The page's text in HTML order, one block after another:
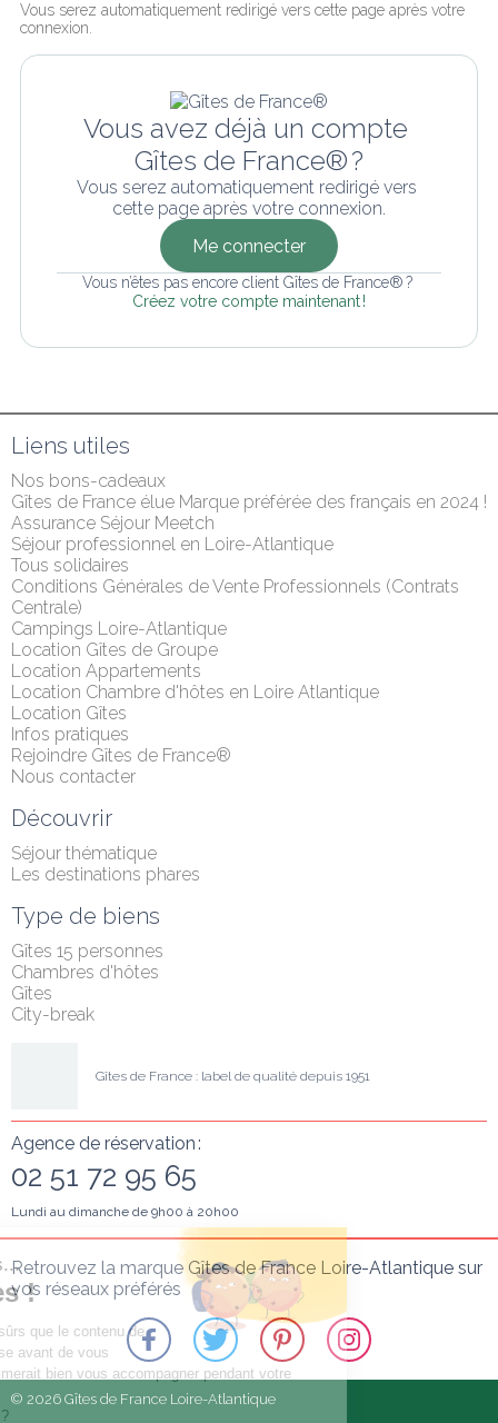
Salut c'est nous...
les Cookies !
On a attendu d'être sûrs que le contenu de
ce site vous intéresse avant de vous
déranger, mais on aimerait bien vous accompagner pendant votre
visite...
C'est OK pour vous ?
Vous serez automatiquement redirigé vers cette page après votre
connexion.
Vous avez déjà un compte
Gîtes de France® ?
Vous serez automatiquement redirigé vers
cette page après votre connexion.
Me connecter
Vous n’êtes pas encore client Gîtes de France® ?
Créez votre compte maintenant !
Liens utiles
Nos bons-cadeaux
Gîtes de France élue Marque préférée des français en 2024 !
Assurance Séjour Meetch
Séjour professionnel en Loire-Atlantique
Tous solidaires
Conditions Générales de Vente Professionnels (Contrats
Centrale)
Campings Loire-Atlantique
Location Gîtes de Groupe
Location Appartements
Location Chambre d'hôtes en Loire Atlantique
Location Gîtes
Infos pratiques
Rejoindre Gîtes de France®
Nous contacter
Découvrir
Séjour thématique
Les destinations phares
Type de biens
Gîtes 15 personnes
Chambres d'hôtes
Gîtes
City-break
Gîtes de France : label de qualité depuis 1951
Agence de réservation :
02 51 72 95 65
Lundi au dimanche de 9h00 à 20h00
Retrouvez la marque Gîtes de France Loire-Atlantique sur
vos réseaux préférés
© 2026 Gîtes de France Loire-Atlantique